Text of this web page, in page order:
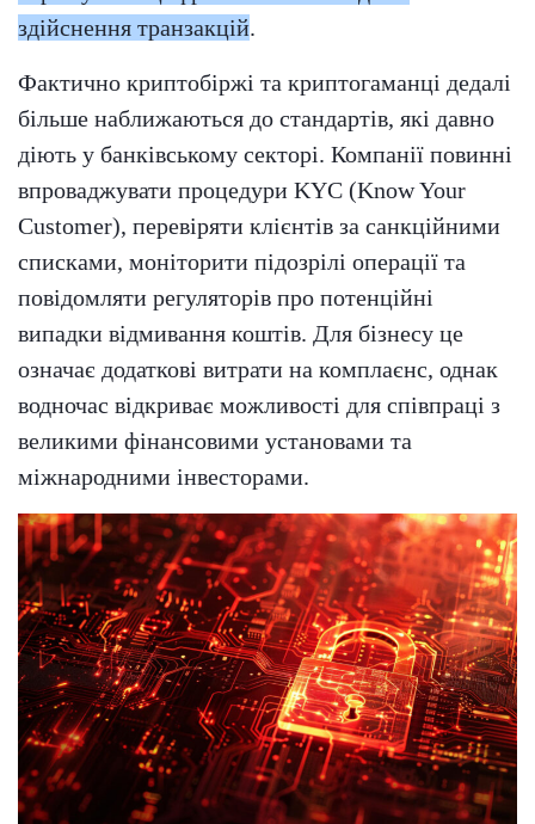
здійснення транзакцій.
Фактично криптобіржі та криптогаманці дедалі
більше наближаються до стандартів, які давно
діють у банківському секторі. Компанії повинні
впроваджувати процедури KYC (Know Your
Customer), перевіряти клієнтів за санкційними
списками, моніторити підозрілі операції та
повідомляти регуляторів про потенційні
випадки відмивання коштів. Для бізнесу це
означає додаткові витрати на комплаєнс, однак
водночас відкриває можливості для співпраці з
великими фінансовими установами та
міжнародними інвесторами.